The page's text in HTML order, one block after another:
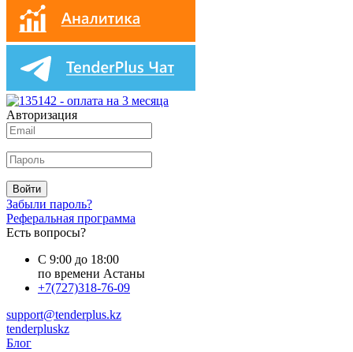
Авторизация
Войти
Забыли пароль?
Реферальная программа
Есть вопросы?
С 9:00 до 18:00
по времени Астаны
+7(727)318-76-09
support@tenderplus.kz
tenderpluskz
Блог